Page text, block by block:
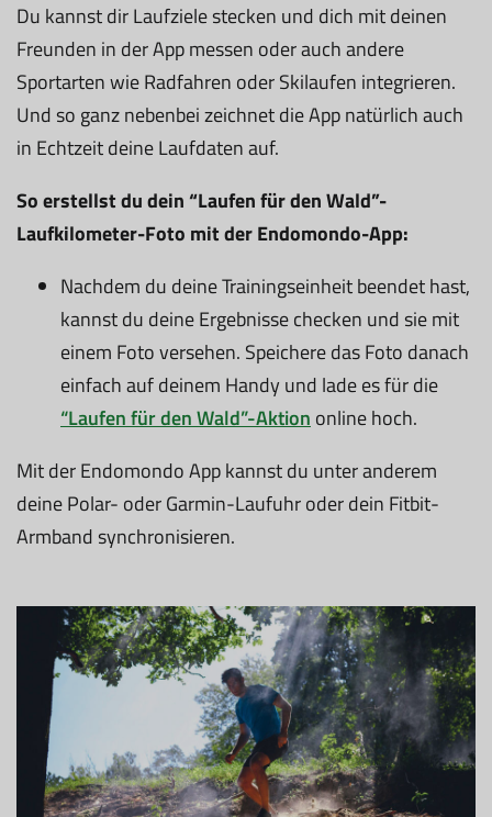
Du kannst dir Laufziele stecken und dich mit deinen
Freunden in der App messen oder auch andere
Sportarten wie Radfahren oder Skilaufen integrieren.
Und so ganz nebenbei zeichnet die App natürlich auch
in Echtzeit deine Laufdaten auf.
So erstellst du dein “Laufen für den Wald”-
Laufkilometer-Foto mit der Endomondo-App:
Nachdem du deine Trainingseinheit beendet hast,
kannst du deine Ergebnisse checken und sie mit
einem Foto versehen. Speichere das Foto danach
einfach auf deinem Handy und lade es für die
“Laufen für den Wald”-Aktion online hoch.
Mit der Endomondo App kannst du unter anderem
deine Polar- oder Garmin-Laufuhr oder dein Fitbit-
Armband synchronisieren.